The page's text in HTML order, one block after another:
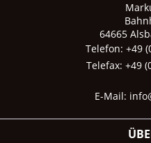
64665
Telefon: +49
Telefax: +49
E-Mail: